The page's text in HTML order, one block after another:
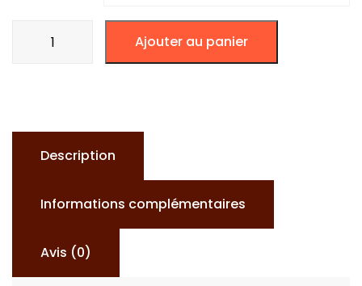
SILVER-
Ajouter au panier
Description
Informations complémentaires
Avis (0)